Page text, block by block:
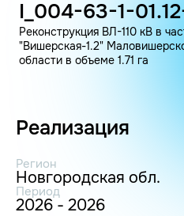
I_004-63-1-
Реконструкция ВЛ-110 кВ в
"Вишерская-1.2"
области в объеме 1.71 га
Реализация
Регион
Новгородская обл.
Период
2026 - 2026